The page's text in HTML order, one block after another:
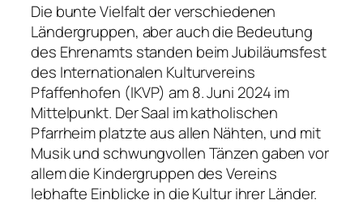
Die bunte Vielfalt der verschiedenen
Ländergruppen, aber auch die Bedeutung
des Ehrenamts standen beim Jubiläumsfest
des Internationalen Kulturvereins
Pfaffenhofen (IKVP) am 8. Juni 2024 im
Mittelpunkt. Der Saal im katholischen
Pfarrheim platzte aus allen Nähten, und mit
Musik und schwungvollen Tänzen gaben vor
allem die Kindergruppen des Vereins
lebhafte Einblicke in die Kultur ihrer Länder.